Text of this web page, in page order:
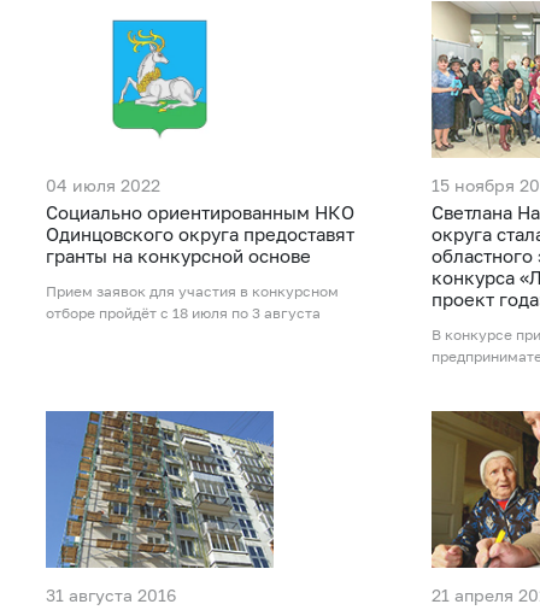
04 июля 2022
Социально ориентированным НКО
Одинцовского округа предоставят
гранты на конкурсной основе
Прием заявок для участия в конкурсном
отборе пройдёт с 18 июля по 3 августа
15 ноября
Светлана
округа
областного
конкурса
проект
В конкурсе
31 августа 2016 21 апреля